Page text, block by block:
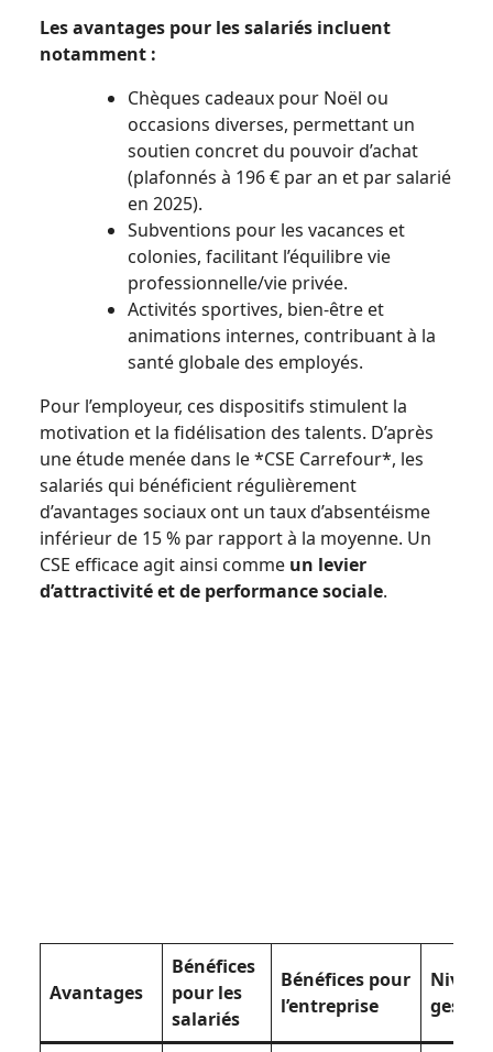
Les avantages pour les salariés incluent
notamment :
Chèques cadeaux pour Noël ou
occasions diverses, permettant un
soutien concret du pouvoir d’achat
(plafonnés à 196 € par an et par salarié
en 2025).
Subventions pour les vacances et
colonies, facilitant l’équilibre vie
professionnelle/vie privée.
Activités sportives, bien-être et
animations internes, contribuant à la
santé globale des employés.
Pour l’employeur, ces dispositifs stimulent la
motivation et la fidélisation des talents. D’après
une étude menée dans le *CSE Carrefour*, les
salariés qui bénéficient régulièrement
d’avantages sociaux ont un taux d’absentéisme
inférieur de 15 % par rapport à la moyenne. Un
CSE efficace agit ainsi comme un levier
d’attractivité et de performance sociale.
Avantages
Bénéfices
pour les
salariés
Bénéfices pour
l’entreprise